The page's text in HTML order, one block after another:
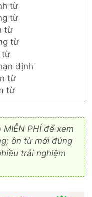
từ
từ
từ
từ
từ
định
từ
từ
PHÍ để xem
ôn từ mới đúng
trải nghiệm